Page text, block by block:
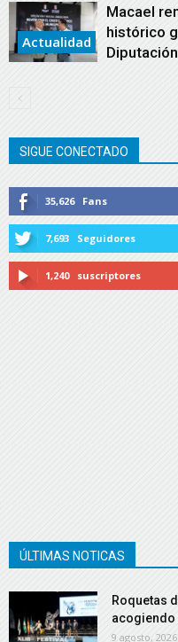
Actualidad
Macael
histórico
Diputación
SIGUE CONECTADO
35,626 Fans
7,693 Seguidores
1,240 suscriptores
ÚLTIMAS NOTICAS
Roquetas
acogiendo
9 agosto, 2026